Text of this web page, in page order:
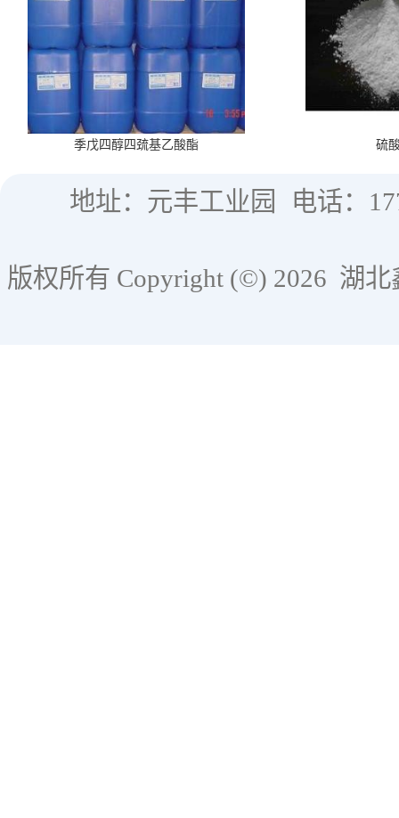
季戊四醇四巯基乙酸酯 硫
地址：元丰工业园 电话：
版权所有 Copyright (©) 2026 湖北